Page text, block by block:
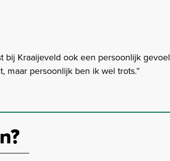
bij Kraaijeveld ook een persoonlijk gevoel
maar persoonlijk ben ik wel trots.”